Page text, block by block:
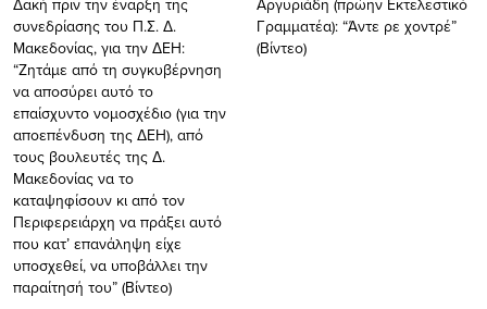
συνεδρίασης του Π.Σ. Δ.
Μακεδονίας, για την ΔΕΗ:
“Ζητάμε από τη συγκυβέρνηση
να αποσύρει αυτό το
επαίσχυντο νομοσχέδιο (για την
αποεπένδυση της ΔΕΗ), από
τους βουλευτές της Δ.
Μακεδονίας να το
καταψηφίσουν κι από τον
Περιφερειάρχη να πράξει αυτό
που κατ’ επανάληψη είχε
υποσχεθεί, να υποβάλλει την
παραίτησή του” (Βίντεο)
Γραμματέα): “Άντε ρε χοντρέ”
(Βίντεο)